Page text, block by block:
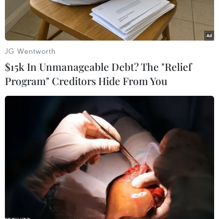
Indonesia (áo đỏ) có thể tạo nên bất ngờ trước Iraq. (Nguồn:
Getty Images)
Ngày 15/1, Vòng Chung kết Asian Cup 2023 sẽ
tiếp tục guồng quay với các trận đấu thuộc lượt
trận ra quân bảng D và E.
JG Wentworth
$15k In Unmanageable Debt? The "Relief
Program" Creditors Hide From You